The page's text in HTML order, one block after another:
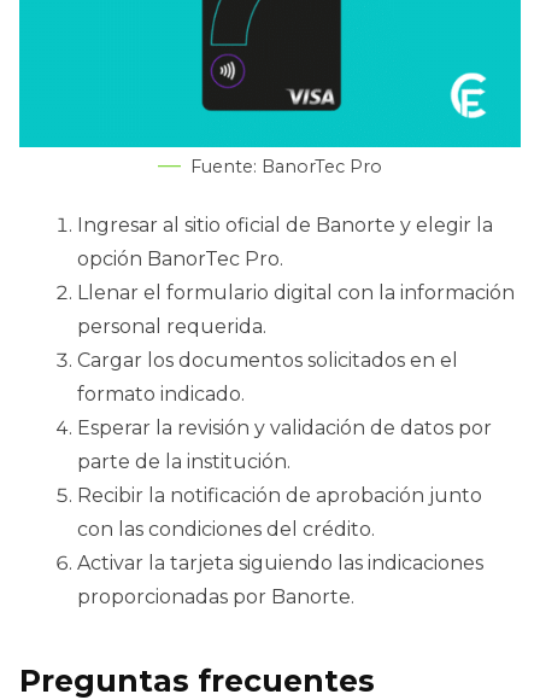
Fuente: BanorTec Pro
Ingresar al sitio oficial de Banorte y elegir la
opción BanorTec Pro.
Llenar el formulario digital con la información
personal requerida.
Cargar los documentos solicitados en el
formato indicado.
Esperar la revisión y validación de datos por
parte de la institución.
Recibir la notificación de aprobación junto
con las condiciones del crédito.
Activar la tarjeta siguiendo las indicaciones
proporcionadas por Banorte.
Preguntas frecuentes